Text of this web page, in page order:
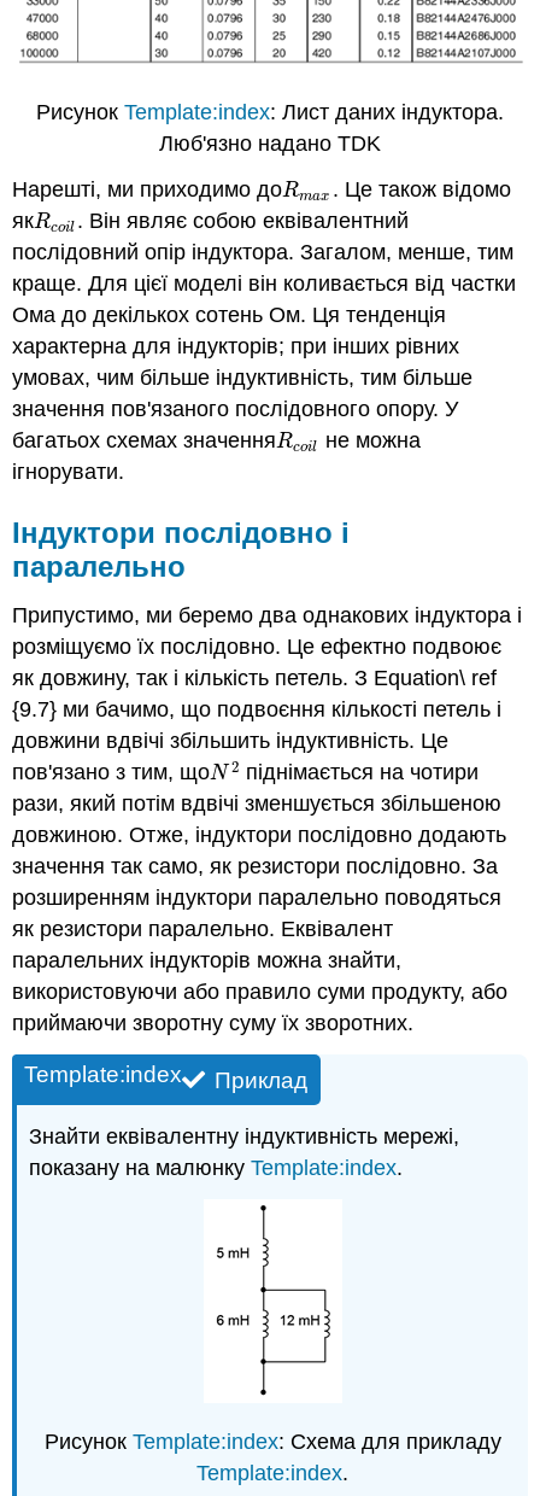
Рисунок Template:index: Лист даних індуктора.
Люб'язно надано TDK
Нарешті, ми приходимо доRmax
Rmax. Це також відомо
якRcoil
Rcoil. Він являє собою еквівалентний
послідовний опір індуктора. Загалом, менше, тим
краще. Для цієї моделі він коливається від частки
Ома до декількох сотень Ом. Ця тенденція
характерна для індукторів; при інших рівних
умовах, чим більше індуктивність, тим більше
значення пов'язаного послідовного опору. У
багатьох схемах значенняRcoil
Rcoi не можна
ігнорувати.
Індуктори послідовно і
паралельно
Припустимо, ми беремо два однакових індуктора і
розміщуємо їх послідовно. Це ефектно подвоює
як довжину, так і кількість петель. З Equation\ ref
{9.7} ми бачимо, що подвоєння кількості петель і
довжини вдвічі збільшить індуктивність. Це
пов'язано з тим, щоN 2
N2 піднімається на чотири
рази, який потім вдвічі зменшується збільшеною
довжиною. Отже, індуктори послідовно додають
значення так само, як резистори послідовно. За
розширенням індуктори паралельно поводяться
як резистори паралельно. Еквівалент
паралельних індукторів можна знайти,
використовуючи або правило суми продукту, або
приймаючи зворотну суму їх зворотних.
Приклад
Template:index
Знайти еквівалентну індуктивність мережі,
показану на малюнкуTemplate:index.
Рисунок Template:index: Схема для прикладу
Template:index.